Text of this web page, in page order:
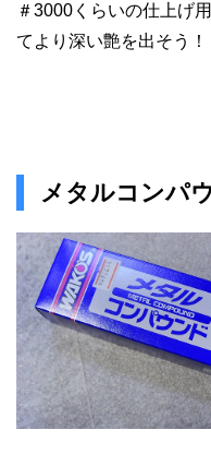
＃3000くらいの仕上げ
てより深い艶を出そう！
メタルコンパ